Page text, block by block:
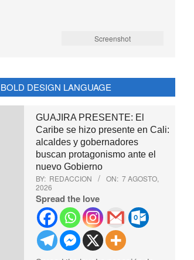
Screenshot
BOLD DESIGN LANGUAGE
GUAJIRA PRESENTE: El
Caribe se hizo presente en Cali:
alcaldes y gobernadores
buscan protagonismo ante el
nuevo Gobierno
BY: REDACCION ON: 7 AGOSTO,
2026
Spread the love